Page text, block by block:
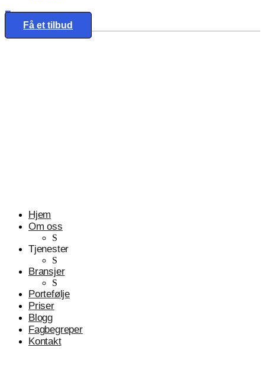
Eng
Få et tilbud
Hjem
Om oss
S
Tjenester
S
Bransjer
S
Portefølje
Priser
Blogg
Fagbegreper
Kontakt